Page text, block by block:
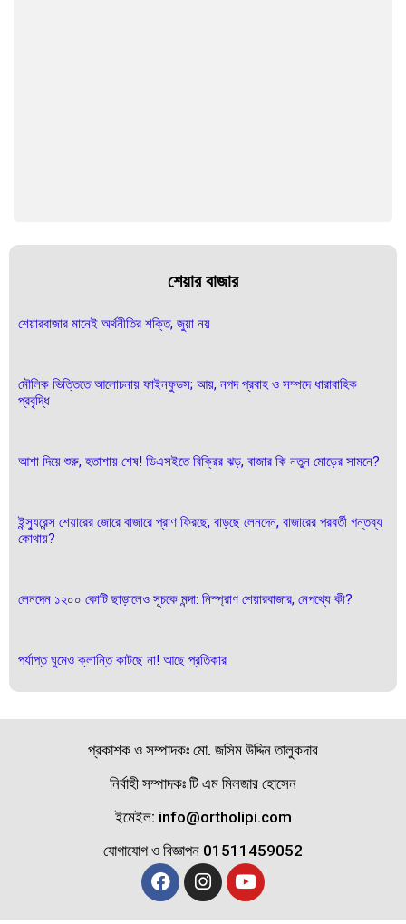
শেয়ার বাজার
শেয়ারবাজার মানেই অর্থনীতির শক্তি, জুয়া নয়
মৌলিক ভিত্তিতে আলোচনায় ফাইনফুডস; আয়, নগদ প্রবাহ ও সম্পদে ধারাবাহিক
প্রবৃদ্ধি
আশা দিয়ে শুরু, হতাশায় শেষ! ডিএসইতে বিক্রির ঝড়, বাজার কি নতুন মোড়ের সামনে?
ইন্স্যুরেন্স শেয়ারের জোরে বাজারে প্রাণ ফিরছে, বাড়ছে লেনদেন, বাজারের পরবর্তী গন্তব্য
কোথায়?
লেনদেন ১২০০ কোটি ছাড়ালেও সূচকে মন্দা: নিস্প্রাণ শেয়ারবাজার, নেপথ্যে কী?
পর্যাপ্ত ঘুমেও ক্লান্তি কাটছে না! আছে প্রতিকার
প্রকাশক ও সম্পাদকঃ মো. জসিম উদ্দিন তালুকদার
নির্বাহী সম্পাদকঃ টি এম মিলজার হোসেন
ইমেইল: info@ortholipi.com
যোগাযোগ ও বিজ্ঞাপন 01511459052